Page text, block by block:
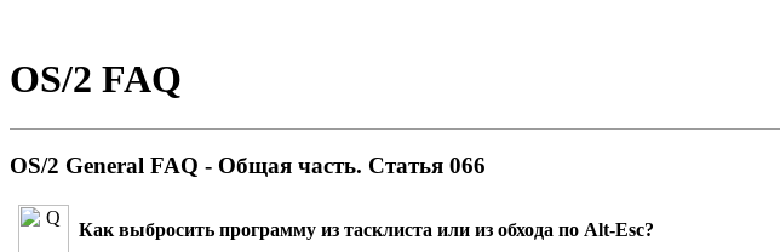
OS/2 FAQ
OS/2 General FAQ - Общая часть. Статья 066
Как выбpосить пpогpамму из тасклиста или из обхода по Alt-Esc?